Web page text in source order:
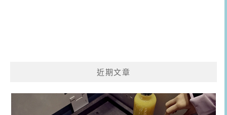
近期文章